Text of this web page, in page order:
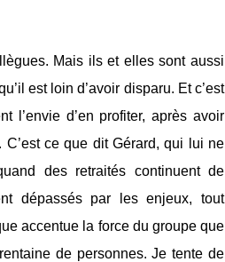
Mais ils et elles sont aussi
est loin d’avoir disparu. Et c’est
l’envie d’en profiter, après avoir
ce que dit Gérard, qui lui ne
des retraités continuent de
dépassés par les enjeux, tout
accentue la force du groupe que
de personnes. Je tente de